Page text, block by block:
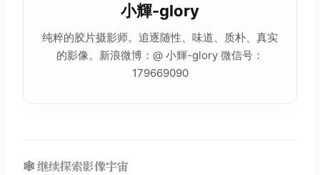
小輝-glory
纯粹的胶片摄影师。追逐随性、味道、质朴、真实
的影像。新浪微博：@ 小輝-glory 微信号：
179669090
🕸️ 继续探索影像宇宙